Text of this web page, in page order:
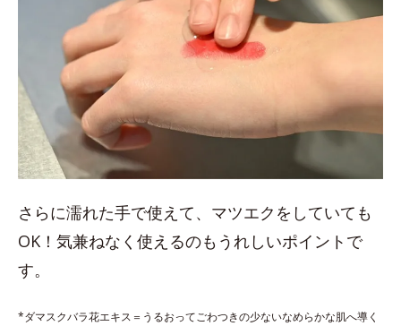
さらに濡れた手で使えて、マツエクをしていても
OK！気兼ねなく使えるのもうれしいポイントで
す。
*ダマスクバラ花エキス＝うるおってごわつきの少ないなめらかな肌へ導く